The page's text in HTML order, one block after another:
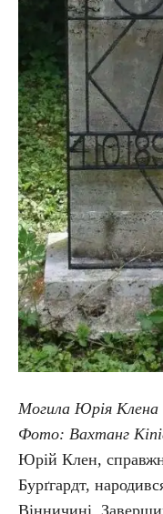
Могила Юрія Клена
Фото: Вахтанг
Юрій Клен,
Бурґгардт,
Вінничині.